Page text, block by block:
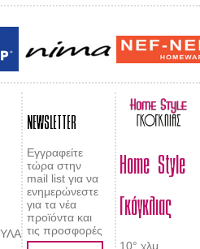
NEWSLETTER
Εγγραφείτε
τώρα στην
mail list για να
ενημερώνεστε
για τα νέα
προϊόντα και
τις προσφορές
Home Style
Γκόγκλιας
10° χλμ